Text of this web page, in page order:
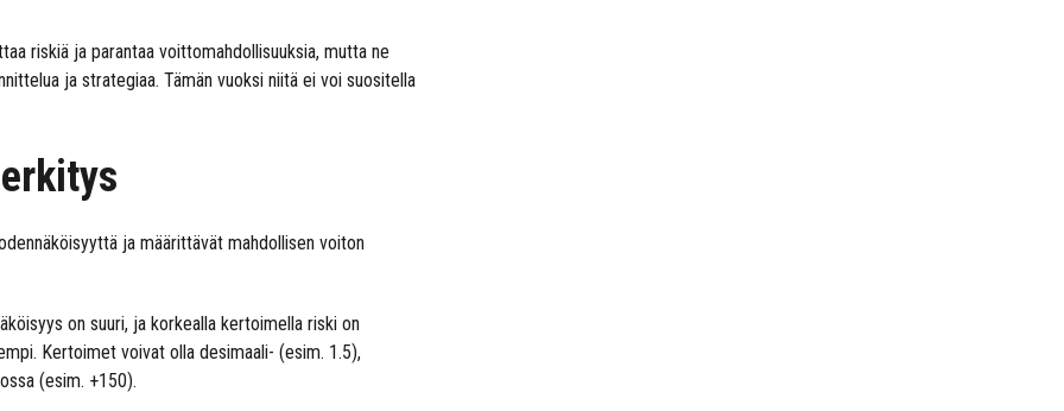
riskiä ja parantaa voittomahdollisuuksia, mutta ne
ja strategiaa. Tämän vuoksi niitä ei voi suositella
ja määrittävät mahdollisen voiton
on suuri, ja korkealla kertoimella riski on
Kertoimet voivat olla desimaali- (esim. 1.5),
(esim. +150).